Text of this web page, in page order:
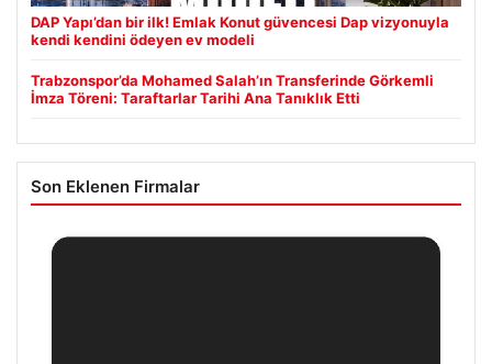
DAP Yapı’dan bir ilk! Emlak Konut güvencesi Dap vizyonuyla
kendi kendini ödeyen ev modeli
Trabzonspor’da Mohamed Salah’ın Transferinde Görkemli
İmza Töreni: Taraftarlar Tarihi Ana Tanıklık Etti
Son Eklenen Firmalar